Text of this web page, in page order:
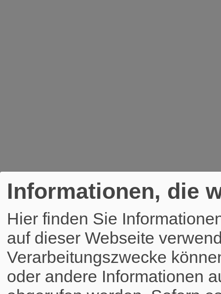
Informationen, die
Hier finden Sie
auf dieser Webseite
Verarbeitungszwecke
oder andere Informationen